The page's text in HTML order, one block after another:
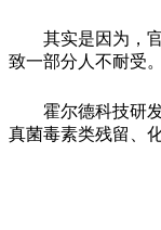
其实是因为，官
致一部分人不耐受
霍尔德科技研发
真菌毒素类残留、